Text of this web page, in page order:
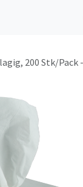
200 Stk/Pack